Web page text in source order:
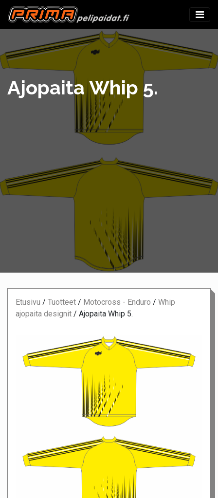
Ajopaita Whip 5.
Etusivu / Tuotteet / Motocross - Enduro / Whip
ajopaita designit / Ajopaita Whip 5.